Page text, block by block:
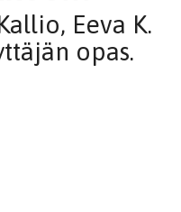
Eeva K.
opas.